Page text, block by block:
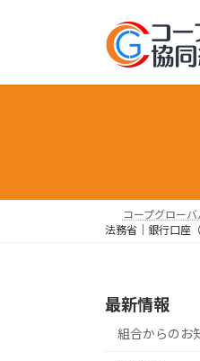
プ
動
コープグロー
法務省｜銀行口座
最新情報
組合からのお